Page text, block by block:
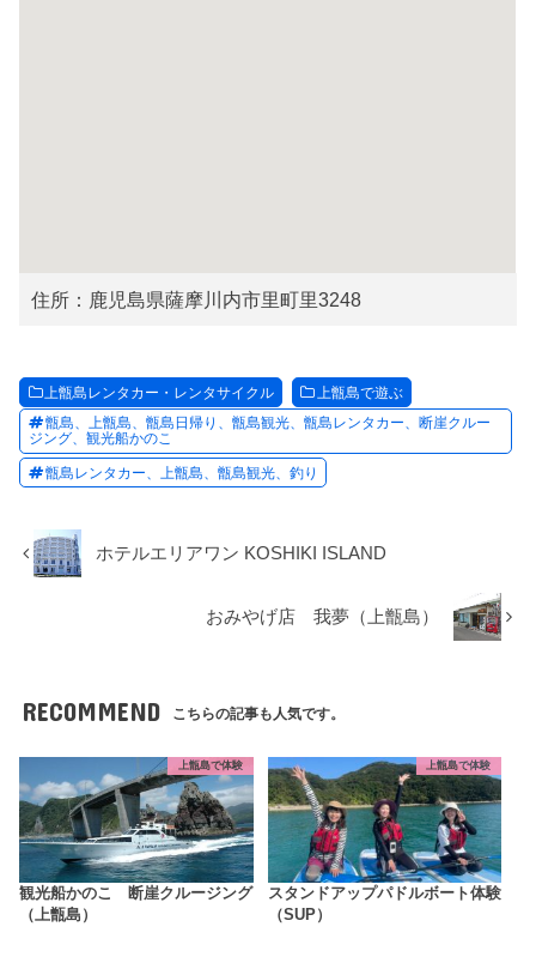
住所：鹿児島県薩摩川内市里町里3248
上甑島レンタカー・レンタサイクル
上甑島で遊ぶ
甑島、上甑島、甑島日帰り、甑島観光、甑島レンタカー、断崖クルー
ジング、観光船かのこ
甑島レンタカー、上甑島、甑島観光、釣り
ホテルエリアワン KOSHIKI ISLAND
おみやげ店 我夢（上甑島）
RECOMMEND こちらの記事も人気です。
上甑島で体験
観光船かのこ 断崖クルージング
（上甑島）
上甑島で体験
スタンドアップパドルボート体験
（SUP）